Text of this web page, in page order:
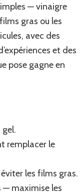
— vinaigre
gras ou les
avec des
et des
pose gagne en
gel.
remplacer le
les films gras.
— maximise les